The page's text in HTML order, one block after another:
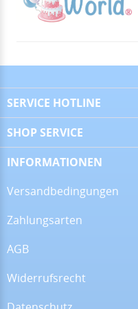
SERVICE HOTLINE
SHOP SERVICE
INFORMATIONEN
Versandbedingungen
Zahlungsarten
AGB
Widerrufsrecht